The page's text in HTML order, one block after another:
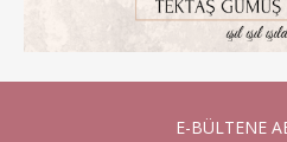
E-BÜLTENE